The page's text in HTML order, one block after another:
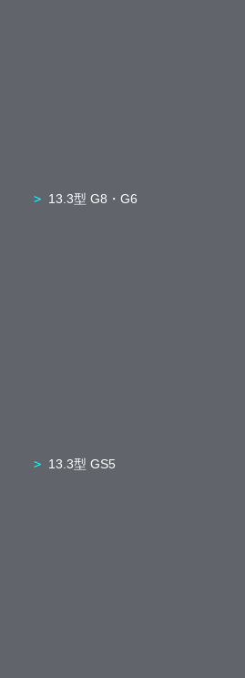
13.3型 G8・G6
13.3型 GS5